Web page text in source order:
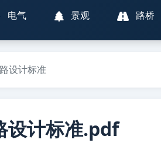
电气 景观 路桥
设计标准
设计标准.pdf